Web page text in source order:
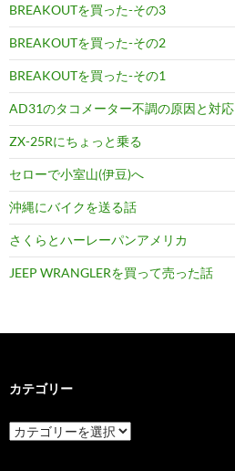
BREAKOUTを買った-その3
BREAKOUTを買った-その2
BREAKOUTを買った-その1
AD31のタコメーター不調の原因と対応
ZX-25Rにちょっと乗る
セローで小室山(伊豆)へ
沖縄にバイクを送る話
さくらとハーレーパンアメリカ
JEEP WRANGLERを買って売った話
カテゴリー
カ
テ